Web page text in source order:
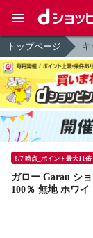
トップページ
8/7 時点_ポイント最大11倍
ガロー Garau シ
100％ 無地 ホワイ